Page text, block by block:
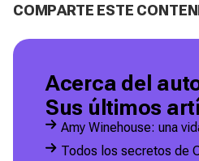
COMPARTE ESTE
Acerca del
Sus últimos
Amy Winehouse: una
Todos los secretos de